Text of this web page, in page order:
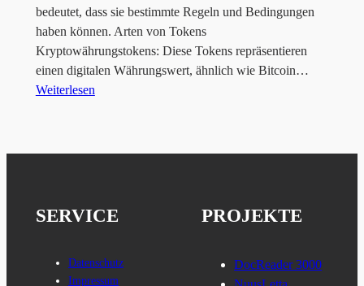
bedeutet, dass sie bestimmte Regeln und Bedingungen
haben können. Arten von Tokens
Kryptowährungstokens: Diese Tokens repräsentieren
einen digitalen Währungswert, ähnlich wie Bitcoin…
Weiterlesen
SERVICE
Datenschutz
Impressum
PROJEKTE
DocReader 3000